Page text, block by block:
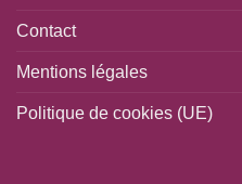
Contact
Mentions légales
Politique de cookies (UE)